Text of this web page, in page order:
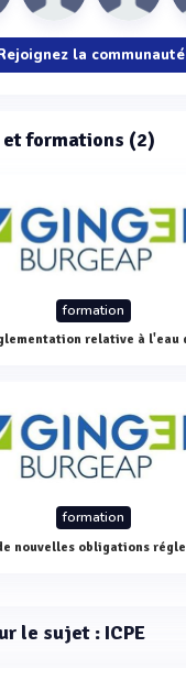
la communauté
et formations (2)
formation
formation
le sujet : ICPE